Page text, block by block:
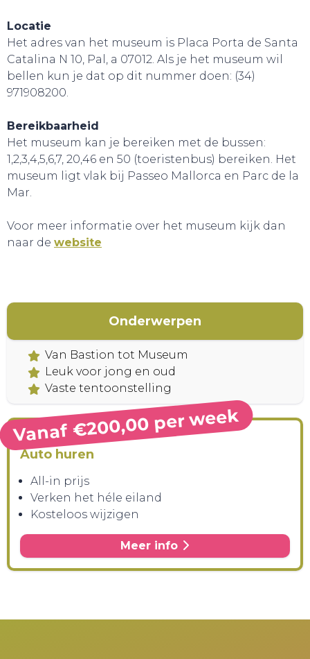
CONTACT
Locatie
Het adres van het museum is Placa Porta de Santa
Catalina N 10, Pal, a 07012. Als je het museum wil
bellen kun je dat op dit nummer doen: (34)
971908200.
Bereikbaarheid
Het museum kan je bereiken met de bussen:
1,2,3,4,5,6,7, 20,46 en 50 (toeristenbus) bereiken. Het
museum ligt vlak bij Passeo Mallorca en Parc de la
Mar.
Voor meer informatie over het museum kijk dan
naar de website
Onderwerpen
Van Bastion tot Museum
Leuk voor jong en oud
Vaste tentoonstelling
Vanaf €200,00 per week
Auto huren
All-in prijs
Verken het héle eiland
Kosteloos wijzigen
Meer info